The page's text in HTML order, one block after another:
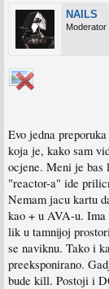
NAILS
Moderator
Evo jedna
koja je, kako sam
ocjene. Meni je bas
"reactor-a" ide
Nemam jacu kartu
kao + u AVA-u.
lik u tamnijoj
se naviknu. Tako i
preeksponirano.
bude kill. Postoji i